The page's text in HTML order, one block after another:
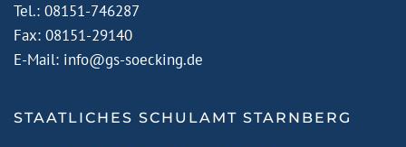
Tel.: 08151-746287
Fax: 08151-29140
E-Mail: info@gs-soecking.de
STAATLICHES SCHULAMT STARNBERG